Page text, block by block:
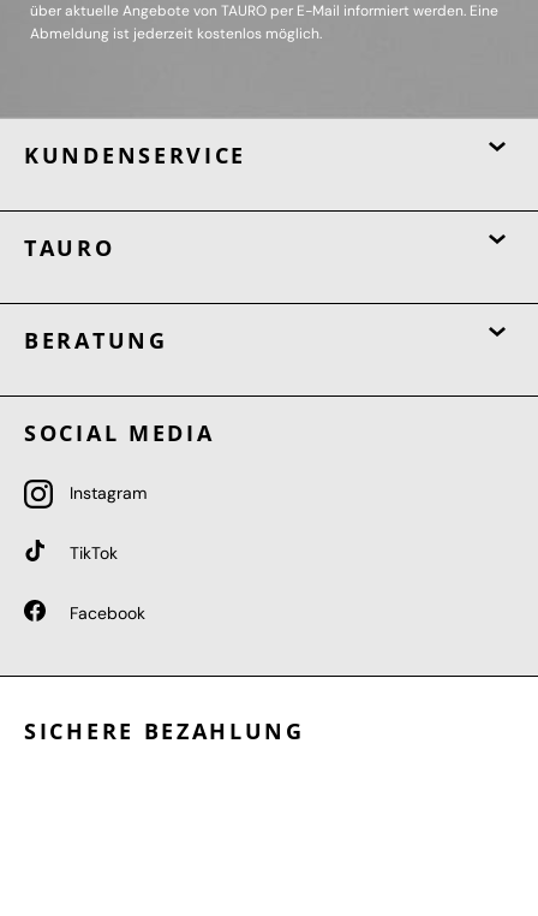
über aktuelle Angebote von TAURO per E-Mail informiert werden. Eine
Abmeldung ist jederzeit kostenlos möglich.
KUNDENSERVICE
TAURO
BERATUNG
SOCIAL MEDIA
Instagram
TikTok
Facebook
SICHERE BEZAHLUNG